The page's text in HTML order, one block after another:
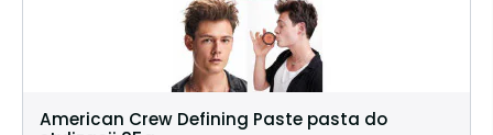
American Crew Defining Paste pasta do